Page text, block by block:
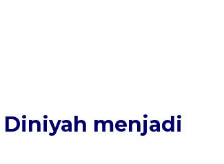
Diniyah menjadi